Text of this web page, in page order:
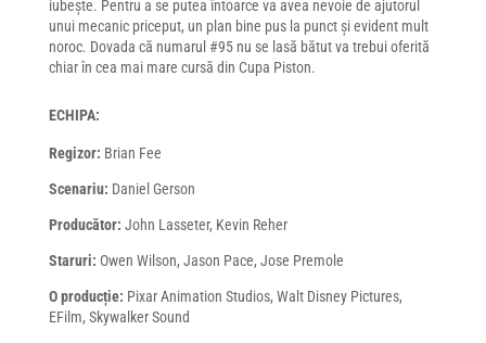
iubește. Pentru a se putea întoarce va avea nevoie de ajutorul
unui mecanic priceput, un plan bine pus la punct și evident mult
noroc. Dovada că numarul #95 nu se lasă bătut va trebui oferită
chiar în cea mai mare cursă din Cupa Piston.
ECHIPA:
Regizor: Brian Fee
Scenariu: Daniel Gerson
Producător: John Lasseter, Kevin Reher
Staruri: Owen Wilson, Jason Pace, Jose Premole
O producție: Pixar Animation Studios, Walt Disney Pictures,
EFilm, Skywalker Sound